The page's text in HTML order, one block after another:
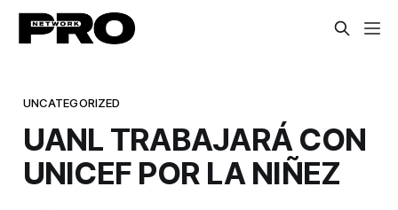
UNCATEGORIZED
UANL TRABAJARÁ CON
UNICEF POR LA NIÑEZ